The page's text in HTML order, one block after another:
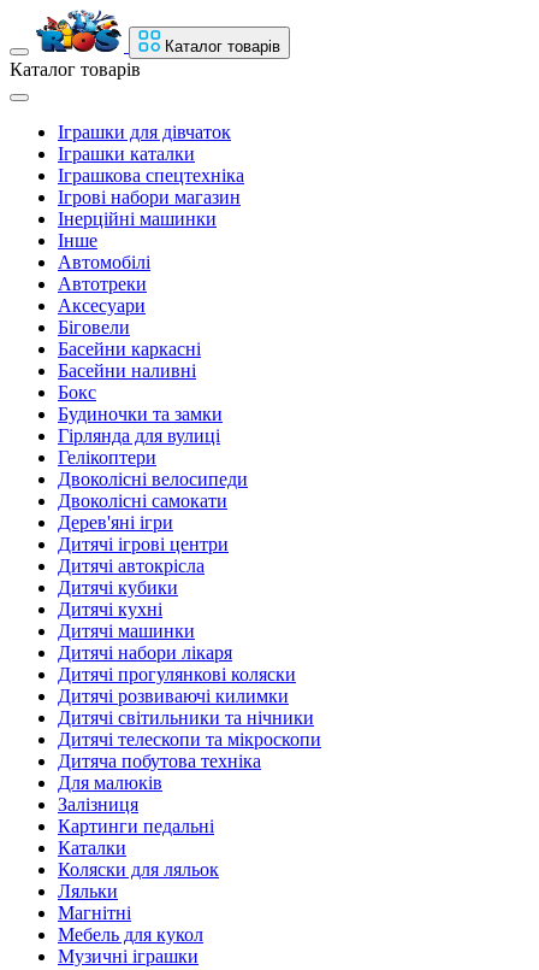
Каталог товарів
Каталог товарів
Іграшки для дівчаток
Іграшки каталки
Іграшкова спецтехніка
Ігрові набори магазин
Інерційні машинки
Інше
Автомобілі
Автотреки
Аксесуари
Біговели
Басейни каркасні
Басейни наливні
Бокс
Будиночки та замки
Гірлянда для вулиці
Гелікоптери
Двоколісні велосипеди
Двоколісні самокати
Дерев'яні ігри
Дитячі ігрові центри
Дитячі автокрісла
Дитячі кубики
Дитячі кухні
Дитячі машинки
Дитячі набори лікаря
Дитячі прогулянкові коляски
Дитячі розвиваючі килимки
Дитячі світильники та нічники
Дитячі телескопи та мікроскопи
Дитяча побутова техніка
Для малюків
Залізниця
Картинги педальні
Каталки
Коляски для ляльок
Ляльки
Магнітні
Мебель для кукол
Музичні іграшки